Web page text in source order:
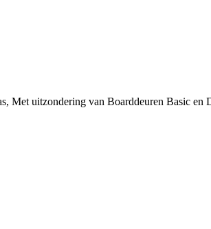
Met uitzondering van Boarddeuren Basic en